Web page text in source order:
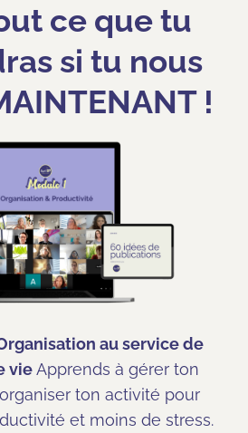
ce que tu
si tu nous
!
au service de
vieApprends à gérer ton
ton activité pour
et moins de stress.